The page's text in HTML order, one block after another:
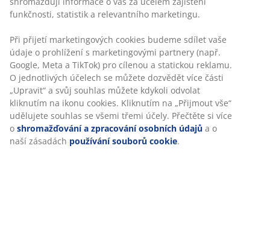
funkčnosti, statistik a relevantního marketingu.
Při přijetí marketingových cookies budeme sdílet vaše
údaje o prohlížení s marketingovými partnery (např.
Google, Meta a TikTok) pro cílenou a statickou reklamu.
O jednotlivých účelech se můžete dozvědět více části
„Upravit“ a svůj souhlas můžete kdykoli odvolat
kliknutím na ikonu cookies. Kliknutím na „Přijmout vše“
udělujete souhlas se všemi třemi účely. Přečtěte si více
o shromažďování a zpracování osobních údajů a o
naší zásadách používání souborů cookie.